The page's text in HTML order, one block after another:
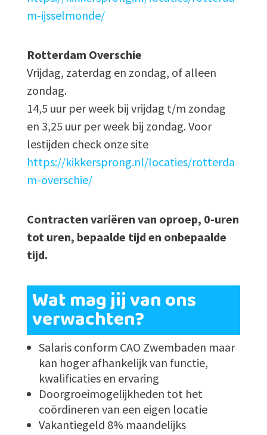
m-ijsselmonde/
Rotterdam Overschie
Vrijdag, zaterdag en zondag, of alleen
zondag.
14,5 uur per week bij vrijdag t/m zondag
en 3,25 uur per week bij zondag. Voor
lestijden check onze site
https://kikkersprong.nl/locaties/rotterda
m-overschie/
Contracten variëren van oproep, 0-uren
tot uren, bepaalde tijd en onbepaalde
tijd.
Wat mag jij van ons
verwachten?
Salaris conform CAO Zwembaden maar
kan hoger afhankelijk van functie,
kwalificaties en ervaring
Doorgroeimogelijkheden tot het
coördineren van een eigen locatie
Vakantiegeld 8% maandelijks